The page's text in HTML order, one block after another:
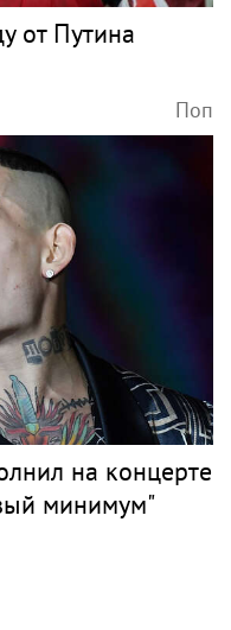
от Путина
Поп
на концерте
минимум"